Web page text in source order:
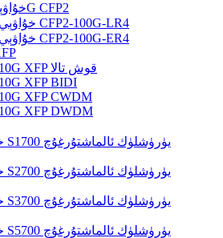
خۇاۋېي 100G CFP2
خۇاۋېي CFP2-100G-LR4
خۇاۋېي CFP2-100G-ER4
10G XFP قوش تالا
10G XFP BIDI
10G XFP CWDM
10G XFP DWDM
خۇاۋېي S1700 يۈرۈشلۈك ئالماشتۇرغۇچ
خۇاۋېي S2700 يۈرۈشلۈك ئالماشتۇرغۇچ
خۇاۋېي S3700 يۈرۈشلۈك ئالماشتۇرغۇچ
خۇاۋېي S5700 يۈرۈشلۈك ئالماشتۇرغۇچ